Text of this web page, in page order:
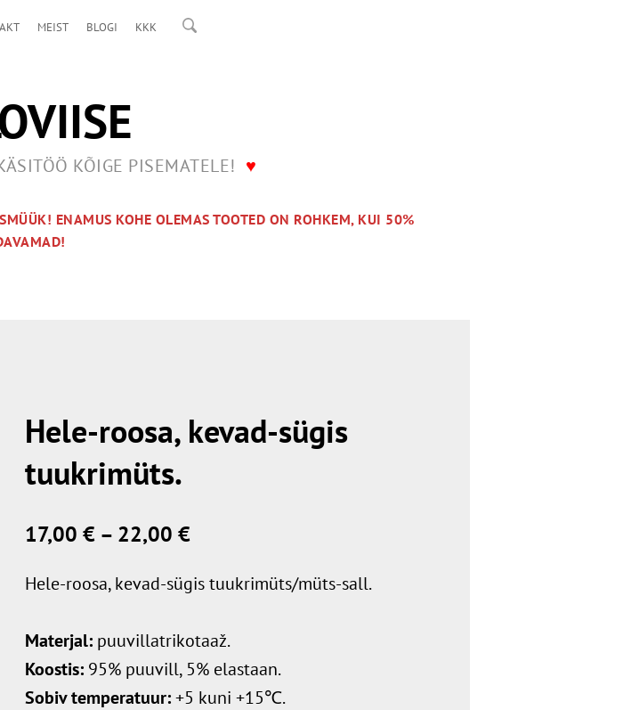
MEIST BLOGI KKK
KÕIGE PISEMATELE! ♥
ENAMUS KOHE OLEMAS TOOTED ON ROHKEM, KUI 50%
Hele-roosa, kevad-sügis
tuukrimüts.
17,00 € – 22,00 €
Hele-roosa, kevad-sügis tuukrimüts/müts-sall.
Materjal: puuvillatrikotaaž.
Koostis: 95% puuvill, 5% elastaan.
Sobiv temperatuur:+5 kuni +15℃.